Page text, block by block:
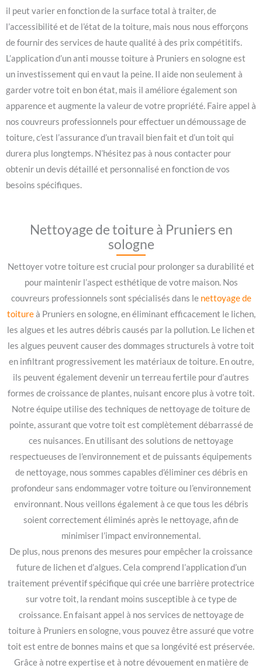
il peut varier en fonction de la surface total à traiter, de
l’accessibilité et de l’état de la toiture, mais nous nous efforçons
de fournir des services de haute qualité à des prix compétitifs.
L’application d’un anti mousse toiture à Pruniers en sologne est
un investissement qui en vaut la peine. Il aide non seulement à
garder votre toit en bon état, mais il améliore également son
apparence et augmente la valeur de votre propriété. Faire appel à
nos couvreurs professionnels pour effectuer un démoussage de
toiture, c’est l’assurance d’un travail bien fait et d’un toit qui
durera plus longtemps. N’hésitez pas à nous contacter pour
obtenir un devis détaillé et personnalisé en fonction de vos
besoins spécifiques.
Nettoyage de toiture à Pruniers en
sologne
Nettoyer votre toiture est crucial pour prolonger sa durabilité et
pour maintenir l’aspect esthétique de votre maison. Nos
couvreurs professionnels sont spécialisés dans le nettoyage de
toitureà Pruniers en sologne, en éliminant efficacement le lichen,
les algues et les autres débris causés par la pollution. Le lichen et
les algues peuvent causer des dommages structurels à votre toit
en infiltrant progressivement les matériaux de toiture. En outre,
ils peuvent également devenir un terreau fertile pour d’autres
formes de croissance de plantes, nuisant encore plus à votre toit.
Notre équipe utilise des techniques de nettoyage de toiture de
pointe, assurant que votre toit est complètement débarrassé de
ces nuisances. En utilisant des solutions de nettoyage
respectueuses de l’environnement et de puissants équipements
de nettoyage, nous sommes capables d’éliminer ces débris en
profondeur sans endommager votre toiture ou l’environnement
environnant. Nous veillons également à ce que tous les débris
soient correctement éliminés après le nettoyage, afin de
minimiser l’impact environnemental.
De plus, nous prenons des mesures pour empêcher la croissance
future de lichen et d’algues. Cela comprend l’application d’un
traitement préventif spécifique qui crée une barrière protectrice
sur votre toit, la rendant moins susceptible à ce type de
croissance. En faisant appel à nos services de nettoyage de
toiture à Pruniers en sologne, vous pouvez être assuré que votre
toit est entre de bonnes mains et que sa longévité est préservée.
Grâce à notre expertise et à notre dévouement en matière de